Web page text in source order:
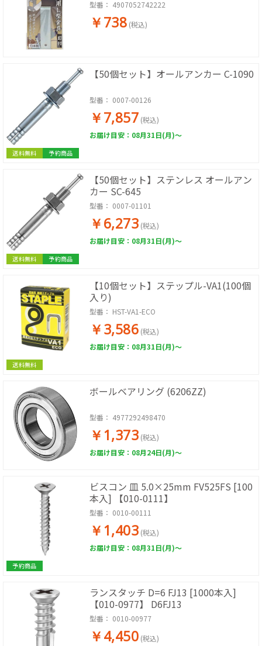
型番： 4907052742222
￥738 (税込)
送料無料 予約商品
【50個セット】オールアンカー C-1090
型番： 0007-00126
￥7,857 (税込)
お届け目安：08月31日(月)～
送料無料 予約商品
【50個セット】ステンレス オールアン
カー SC-645
型番： 0007-01101
￥6,273 (税込)
お届け目安：08月31日(月)～
送料無料
【10個セット】ステップル-VA1(100個
入り)
型番： HST-VA1-ECO
￥3,586 (税込)
お届け目安：08月31日(月)～
ボールベアリング (6206ZZ)
型番： 4977292498470
￥1,373 (税込)
お届け目安：08月24日(月)～
予約商品
ビスコン 皿 5.0×25mm FV525FS [100
本入] 【010-0111】
型番： 0010-00111
￥1,403 (税込)
お届け目安：08月31日(月)～
ランスタッチ D=6 FJ13 [1000本入]
【010-0977】 D6FJ13
型番： 0010-00977
￥4,450 (税込)